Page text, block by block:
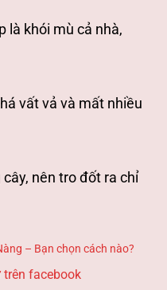
là khói mù cả nhà,
vất vả và mất nhiều
nên tro đốt ra chỉ
– Bạn chọn cách nào?
facebook